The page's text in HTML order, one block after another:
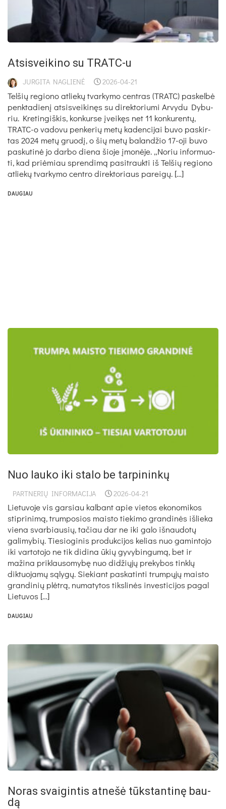
At­sis­vei­ki­no su TRATC-u
JURGITA NAGLIENĖ 2026-04-21
Tel­šių re­gio­no at­lie­kų tvar­ky­mo cent­ras (TRATC) pa­skel­bė
penk­ta­die­nį at­si­svei­ki­nęs su di­rek­to­riu­mi Ar­vy­du Dy­bu­
riu. Kre­tin­giš­kis, kon­kur­se įvei­kęs net 11 kon­ku­ren­tų,
TRATC-o va­do­vu pen­ke­rių me­tų ka­den­ci­jai bu­vo pa­skir­
tas 2024 me­tų gruo­dį, o šių me­tų ba­lan­džio 17-oji bu­vo
pa­sku­ti­nė jo dar­bo die­na šio­je įmo­nė­je. „No­riu in­for­muo­
ti, kad priė­miau spren­di­mą pa­si­trauk­ti iš Tel­šių re­gio­no
at­lie­kų tvar­ky­mo cent­ro di­rek­to­riaus pa­rei­gų. […]
DAUGIAU
Nuo lauko iki stalo be tarpininkų
PARTNERIŲ INFORMACIJA 2026-04-21
Lietuvoje vis garsiau kalbant apie vietos ekonomikos
stiprinimą, trumposios maisto tiekimo grandinės išlieka
viena svarbiausių, tačiau dar ne iki galo išnaudotų
galimybių. Tiesioginis produkcijos kelias nuo gamintojo
iki vartotojo ne tik didina ūkių gyvybingumą, bet ir
mažina priklausomybę nuo didžiųjų prekybos tinklų
diktuojamų sąlygų. Siekiant paskatinti trumpųjų maisto
grandinių plėtrą, numatytos tikslinės investicijos pagal
Lietuvos […]
DAUGIAU
No­ras svai­gin­tis at­ne­šė tūks­tan­ti­nę bau­
dą